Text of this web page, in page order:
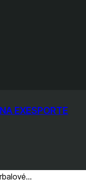
EXESPORTE